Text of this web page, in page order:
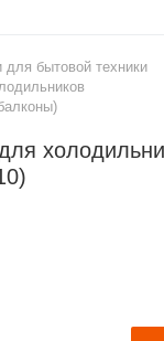
для бытовой техники